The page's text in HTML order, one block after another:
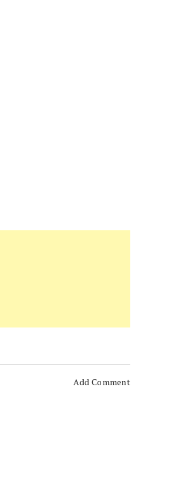
Add Comment